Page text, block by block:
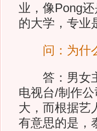
业，像Pong
的大学，专业
问：为什
答：男女主
电视台/制作
大，而根据艺
有意思的是，